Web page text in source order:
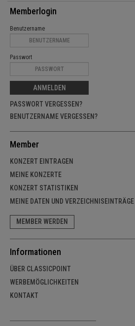
Memberlogin
Benutzername
Passwort
ANMELDEN
PASSWORT VERGESSEN?
BENUTZERNAME VERGESSEN?
Member
KONZERT EINTRAGEN
MEINE KONZERTE
KONZERT STATISTIKEN
MEINE DATEN UND VERZEICHNISEINTRÄGE
MEMBER WERDEN
Informationen
ÜBER CLASSICPOINT
WERBEMÖGLICHKEITEN
KONTAKT